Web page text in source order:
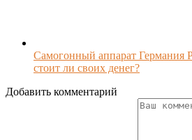
Самогонный аппарат
стоит ли своих денег?
Добавить комментарий